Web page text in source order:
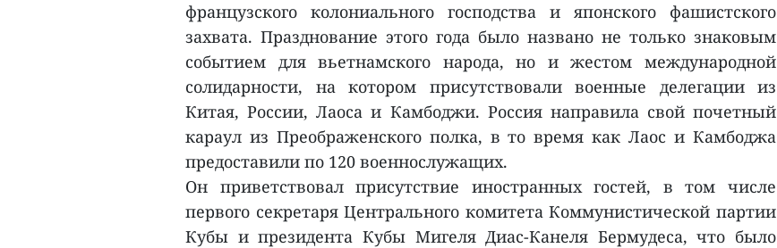
французского колониального господства и японского фашистского
захвата. Празднование этого года было названо не только знаковым
событием для вьетнамского народа, но и жестом международной
солидарности, на котором присутствовали военные делегации из
Китая, России, Лаоса и Камбоджи. Россия направила свой почетный
караул из Преображенского полка, в то время как Лаос и Камбоджа
предоставили по 120 военнослужащих.
Он приветствовал присутствие иностранных гостей, в том числе
первого секретаря Центрального комитета Коммунистической партии
Кубы и президента Кубы Мигеля Диас-Канеля Бермудеса, что было